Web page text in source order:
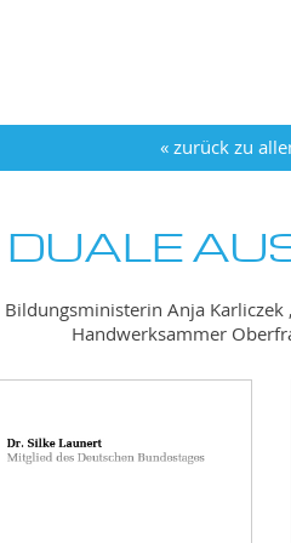
STÄRKEN
« zurück zu
DUALE
Bildungsministerin Anja
Handwerksammer